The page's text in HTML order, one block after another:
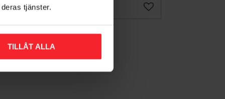
tjänster.
TILLÅT ALLA
Gem som favorit Gem som favorit